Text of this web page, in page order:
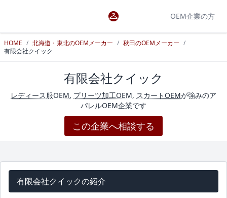
OEM企業の方
HOME / 北海道・東北のOEMメーカー / 秋田のOEMメーカー /
有限会社クイック
有限会社クイック
レディース服OEM, プリーツ加工OEM, スカートOEMが強みのア
パレルOEM企業です
この企業へ相談する
有限会社クイックの紹介